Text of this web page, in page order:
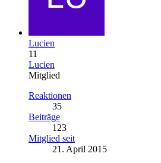
Lucien
11
Lucien
Mitglied
Reaktionen
35
Beiträge
123
Mitglied seit
21. April 2015